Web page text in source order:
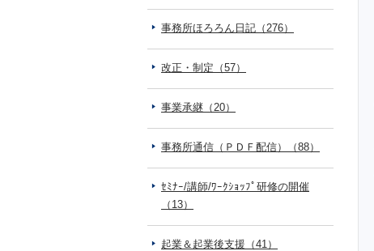
事務所ほろろん日記（276）
改正・制定（57）
事業承継（20）
事務所通信（ＰＤＦ配信）（88）
ｾﾐﾅｰ/講師/ﾜｰｸｼｮｯﾌﾟ研修の開催
（13）
起業＆起業後支援（41）